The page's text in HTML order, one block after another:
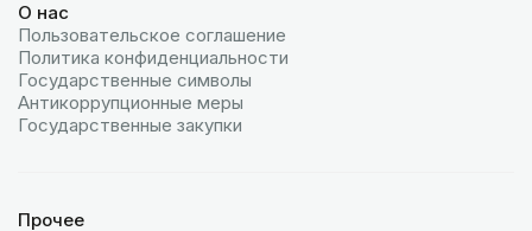
О нас
Пользовательское соглашение
Политика конфиденциальности
Государственные символы
Антикоррупционные меры
Государственные закупки
Прочее